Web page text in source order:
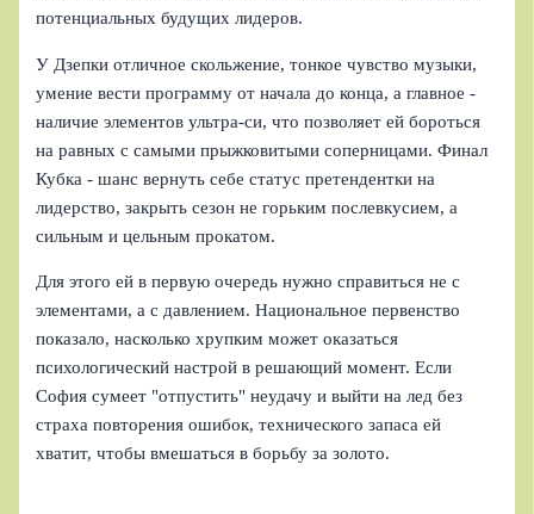
потенциальных будущих лидеров.
У Дзепки отличное скольжение, тонкое чувство музыки,
умение вести программу от начала до конца, а главное -
наличие элементов ультра-си, что позволяет ей бороться
на равных с самыми прыжковитыми соперницами. Финал
Кубка - шанс вернуть себе статус претендентки на
лидерство, закрыть сезон не горьким послевкусием, а
сильным и цельным прокатом.
Для этого ей в первую очередь нужно справиться не с
элементами, а с давлением. Национальное первенство
показало, насколько хрупким может оказаться
психологический настрой в решающий момент. Если
София сумеет "отпустить" неудачу и выйти на лед без
страха повторения ошибок, технического запаса ей
хватит, чтобы вмешаться в борьбу за золото.